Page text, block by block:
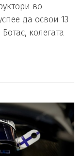
во
да освои 13
колегата